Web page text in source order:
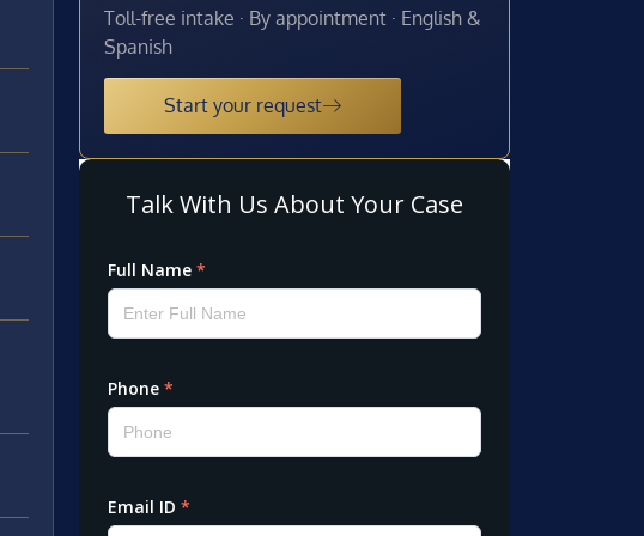
Toll-free intake · By appointment · English &
Spanish
Start your request